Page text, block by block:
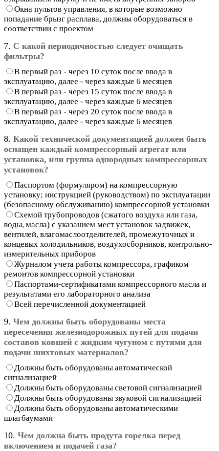
Окна пультов управления, в которые возможно
попадание брызг расплава, должны оборудоваться в
соответствии с проектом
7. С какой периодичностью следует очищать
фильтры?
В первый раз - через 10 суток после ввода в
эксплуатацию, далее - через каждые 6 месяцев
В первый раз - через 15 суток после ввода в
эксплуатацию, далее - через каждые 6 месяцев
В первый раз - через 20 суток после ввода в
эксплуатацию, далее - через каждые 6 месяцев
8. Какой технической документацией должен быть
оснащен каждый компрессорный агрегат или
установка, или группа однородных компрессорных
установок?
Паспортом (формуляром) на компрессорную
установку; инструкцией (руководством) по эксплуатации
(безопасному обслуживанию) компрессорной установки
Схемой трубопроводов (сжатого воздуха или газа,
воды, масла) с указанием мест установок задвижек,
вентилей, влагомаслоотделителей, промежуточных и
концевых холодильников, воздухосборников, контрольно-
измерительных приборов
Журналом учета работы компрессора, графиком
ремонтов компрессорной установки
Паспортами-сертификатами компрессорного масла и
результатами его лабораторного анализа
Всей перечисленной документацией
9. Чем должны быть оборудованы места
пересечения железнодорожных путей для подачи
составов ковшей с жидким чугуном с путями для
подачи шихтовых материалов?
Должны быть оборудованы автоматической
сигнализацией
Должны быть оборудованы световой сигнализацией
Должны быть оборудованы звуковой сигнализацией
Должны быть оборудованы автоматическими
шлагбаумами
10. Чем должна быть продута горелка перед
включением и подачей газа?